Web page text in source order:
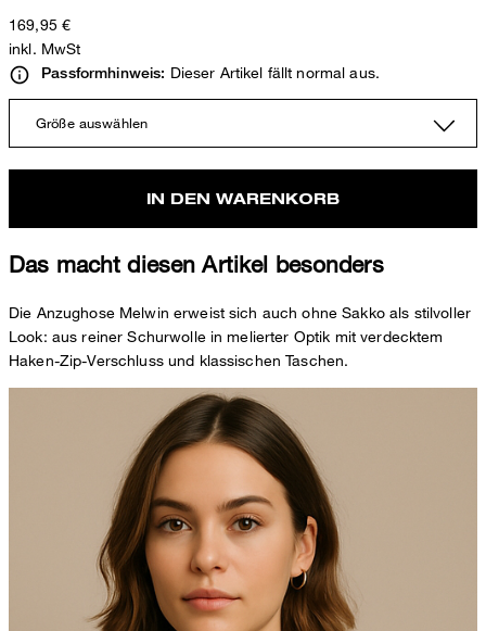
169,95 €
inkl. MwSt
Passformhinweis: Dieser Artikel fällt normal aus.
Größe auswählen
IN DEN WARENKORB
Das macht diesen Artikel besonders
Die Anzughose Melwin erweist sich auch ohne Sakko als stilvoller
Look: aus reiner Schurwolle in melierter Optik mit verdecktem
Haken-Zip-Verschluss und klassischen Taschen.